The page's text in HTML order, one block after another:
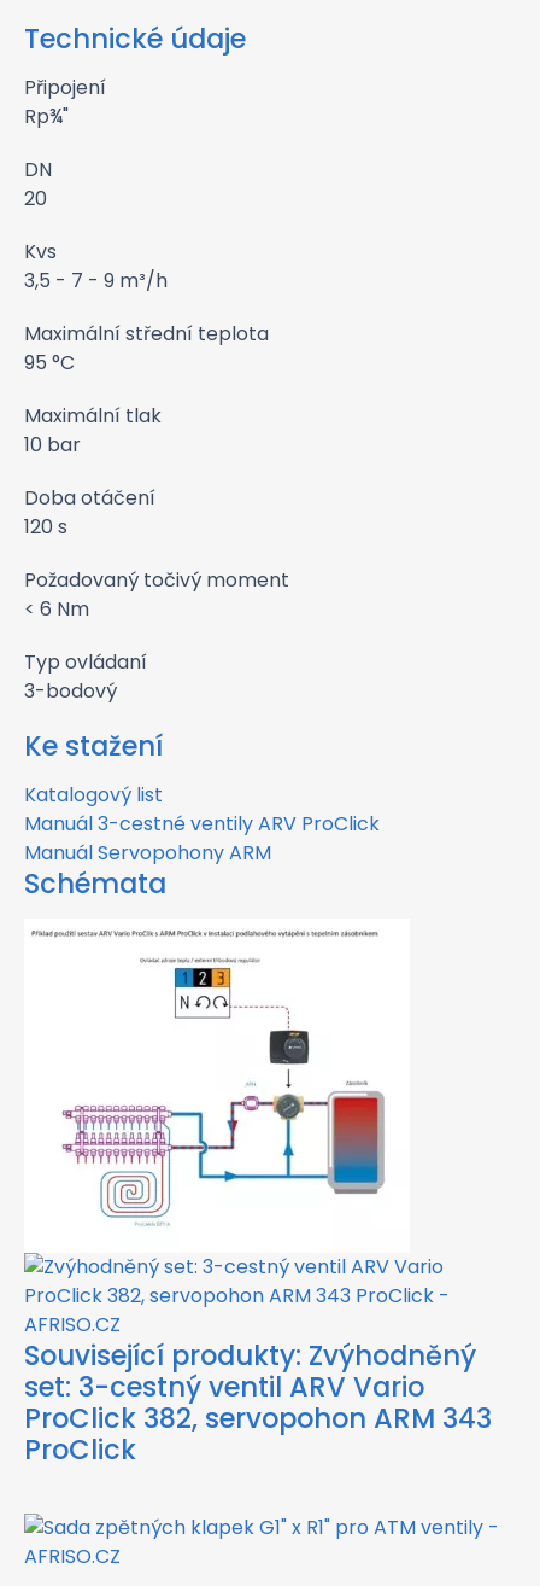
Technické údaje
Připojení
Rp¾"
DN
20
Kvs
3,5 - 7 - 9 m³/h
Maximální střední teplota
95 °C
Maximální tlak
10 bar
Doba otáčení
120 s
Požadovaný točivý moment
< 6 Nm
Typ ovládaní
3-bodový
Ke stažení
Katalogový list
Manuál 3-cestné ventily ARV ProClick
Manuál Servopohony ARM
Schémata
Související produkty: Zvýhodněný
set: 3-cestný ventil ARV Vario
ProClick 382, servopohon ARM 343
ProClick